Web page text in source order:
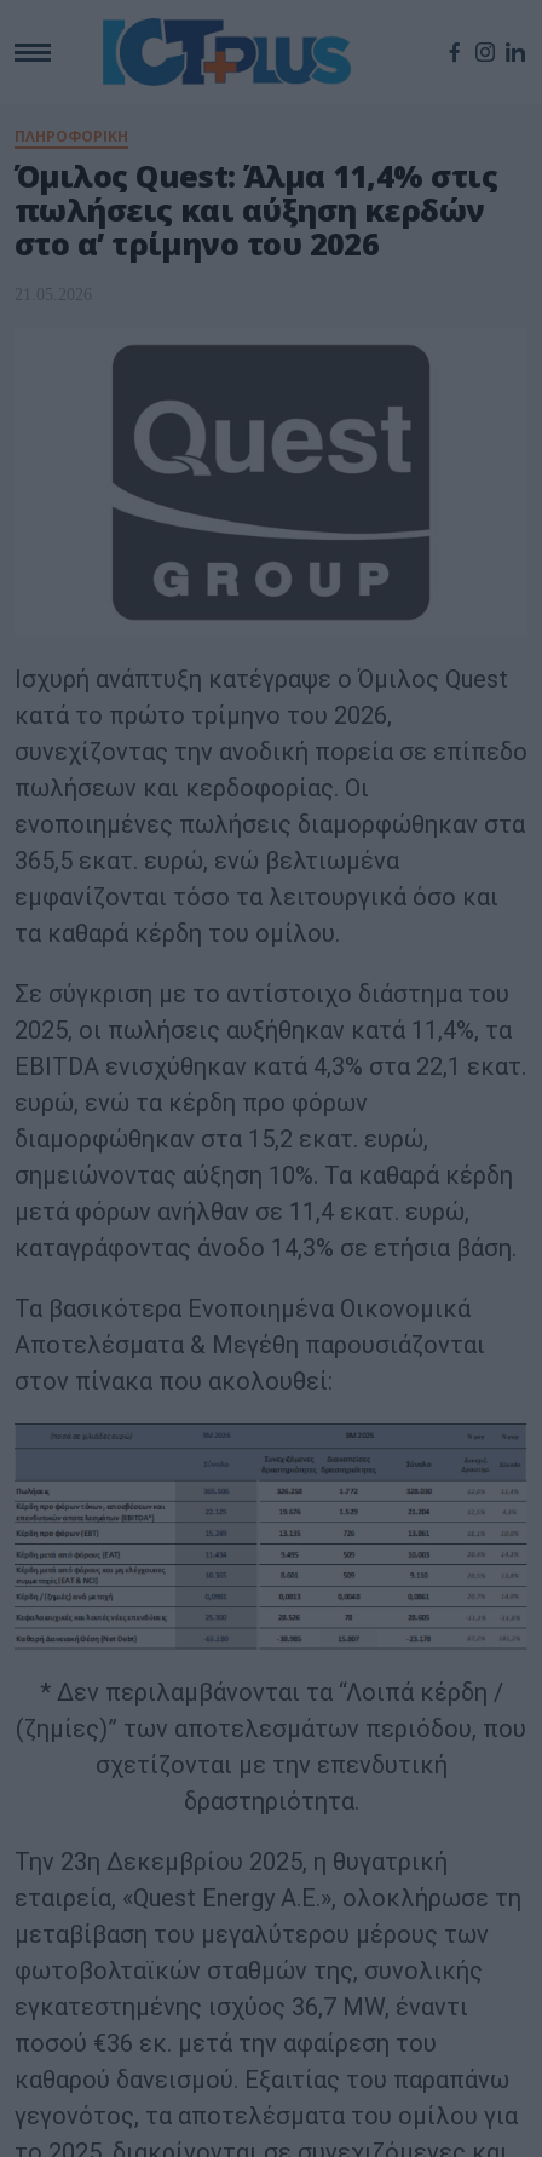
ΠΛΗΡΟΦΟΡΙΚΉ
Όμιλος Quest: Άλμα 11,4% στις
πωλήσεις και αύξηση κερδών
στο α’ τρίμηνο του 2026
21.05.2026
Ισχυρή ανάπτυξη κατέγραψε ο Όμιλος Quest
κατά το πρώτο τρίμηνο του 2026,
συνεχίζοντας την ανοδική πορεία σε επίπεδο
πωλήσεων και κερδοφορίας. Οι
ενοποιημένες πωλήσεις διαμορφώθηκαν στα
365,5 εκατ. ευρώ, ενώ βελτιωμένα
εμφανίζονται τόσο τα λειτουργικά όσο και
τα καθαρά κέρδη του ομίλου.
Σε σύγκριση με το αντίστοιχο διάστημα του
2025, οι πωλήσεις αυξήθηκαν κατά 11,4%, τα
EBITDA ενισχύθηκαν κατά 4,3% στα 22,1 εκατ.
ευρώ, ενώ τα κέρδη προ φόρων
διαμορφώθηκαν στα 15,2 εκατ. ευρώ,
σημειώνοντας αύξηση 10%. Τα καθαρά κέρδη
μετά φόρων ανήλθαν σε 11,4 εκατ. ευρώ,
καταγράφοντας άνοδο 14,3% σε ετήσια βάση.
Τα βασικότερα Ενοποιημένα Οικονομικά
Αποτελέσματα & Μεγέθη παρουσιάζονται
στον πίνακα που ακολουθεί:
* Δεν περιλαμβάνονται τα “Λοιπά κέρδη /
(ζημίες)” των αποτελεσμάτων περιόδου, που
σχετίζονται με την επενδυτική
δραστηριότητα.
Την 23η Δεκεμβρίου 2025, η θυγατρική
εταιρεία, «Quest Energy A.E.», ολοκλήρωσε τη
μεταβίβαση του μεγαλύτερου μέρους των
φωτοβολταϊκών σταθμών της, συνολικής
εγκατεστημένης ισχύος 36,7 MW, έναντι
ποσού €36 εκ. μετά την αφαίρεση του
καθαρού δανεισμού. Εξαιτίας του παραπάνω
γεγονότος, τα αποτελέσματα του ομίλου για